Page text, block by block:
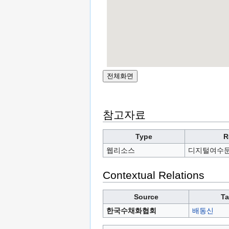
참고자료
Type
웹리소스
디지털여수
Contextual Relations
Source
한국수채화협회
배동신